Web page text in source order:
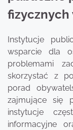
fizycznych
Instytucje
wsparcie dla
problemami
skorzystać z
porad
zajmujące się
instytucje
informacyjne